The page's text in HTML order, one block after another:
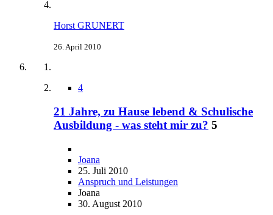
Horst GRUNERT
26. April 2010
4
21 Jahre, zu Hause lebend & Schulische
Ausbildung - was steht mir zu? 5
Joana
25. Juli 2010
Anspruch und Leistungen
Joana
30. August 2010